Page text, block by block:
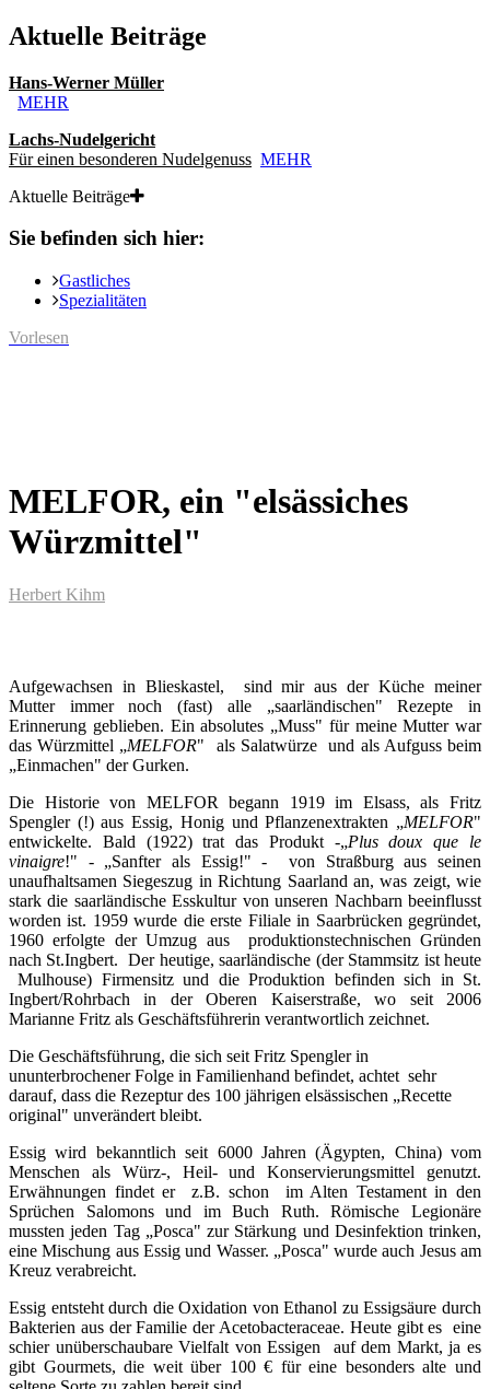
Aktuelle Beiträge
Hans-Werner Müller
MEHR
Lachs-Nudelgericht
Für einen besonderen Nudelgenuss MEHR
Aktuelle Beiträge
Sie befinden sich hier:
Gastliches
Spezialitäten
Vorlesen
MELFOR, ein "elsässiches
Würzmittel"
Herbert Kihm
Aufgewachsen in Blieskastel, sind mir aus der Küche meiner
Mutter immer noch (fast) alle „saarländischen" Rezepte in
Erinnerung geblieben. Ein absolutes „Muss" für meine Mutter war
das Würzmittel „MELFOR" als Salatwürze und als Aufguss beim
„Einmachen" der Gurken.
Die Historie von MELFOR begann 1919 im Elsass, als Fritz
Spengler (!) aus Essig, Honig und Pflanzenextrakten „MELFOR"
entwickelte. Bald (1922) trat das Produkt -„Plus doux que le
vinaigre!" - „Sanfter als Essig!" - von Straßburg aus seinen
unaufhaltsamen Siegeszug in Richtung Saarland an, was zeigt, wie
stark die saarländische Esskultur von unseren Nachbarn beeinflusst
worden ist. 1959 wurde die erste Filiale in Saarbrücken gegründet,
1960 erfolgte der Umzug aus produktionstechnischen Gründen
nach St.Ingbert. Der heutige, saarländische (der Stammsitz ist heute
Mulhouse) Firmensitz und die Produktion befinden sich in St.
Ingbert/Rohrbach in der Oberen Kaiserstraße, wo seit 2006
Marianne Fritz als Geschäftsführerin verantwortlich zeichnet.
Die Geschäftsführung, die sich seit Fritz Spengler in
ununterbrochener Folge in Familienhand befindet, achtet sehr
darauf, dass die Rezeptur des 100 jährigen elsässischen „Recette
original" unverändert bleibt.
Essig wird bekanntlich seit 6000 Jahren (Ägypten, China) vom
Menschen als Würz-, Heil- und Konservierungsmittel genutzt.
Erwähnungen findet er z.B. schon im Alten Testament in den
Sprüchen Salomons und im Buch Ruth. Römische Legionäre
mussten jeden Tag „Posca" zur Stärkung und Desinfektion trinken,
eine Mischung aus Essig und Wasser. „Posca" wurde auch Jesus am
Kreuz verabreicht.
Essig entsteht durch die Oxidation von Ethanol zu Essigsäure durch
Bakterien aus der Familie der Acetobacteraceae. Heute gibt es eine
schier unüberschaubare Vielfalt von Essigen auf dem Markt, ja es
gibt Gourmets, die weit über 100 € für eine besonders alte und